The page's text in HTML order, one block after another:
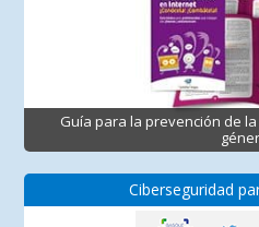
Guía para la prevención de
Ciberseguridad